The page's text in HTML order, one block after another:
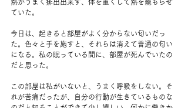
熱がうまく排出出来ず、体を重くして熱を籠もらせ
ていた。
今日は、起きると部屋がよく分からない匂いだっ
た。色々と手を施すと、それらは消えて普通の匂い
になる。私の眠っている間に、部屋が死んでいたの
だと思った。
この部屋は私がいないと、うまく呼吸をしない。そ
れが苦痛だったが、自分の行動が生きているものな